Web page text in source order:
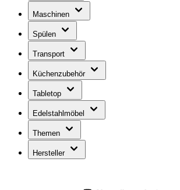
Maschinen
Spülen
Transport
Küchenzubehör
Tabletop
Edelstahlmöbel
Themen
Hersteller